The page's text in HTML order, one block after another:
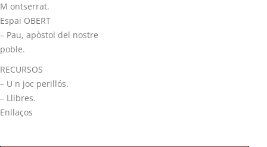
M ontserrat.
Espai OBERT
– Pau, apòstol del nostre
poble.
RECURSOS
– U n joc perillós.
– Llibres.
Enllaços